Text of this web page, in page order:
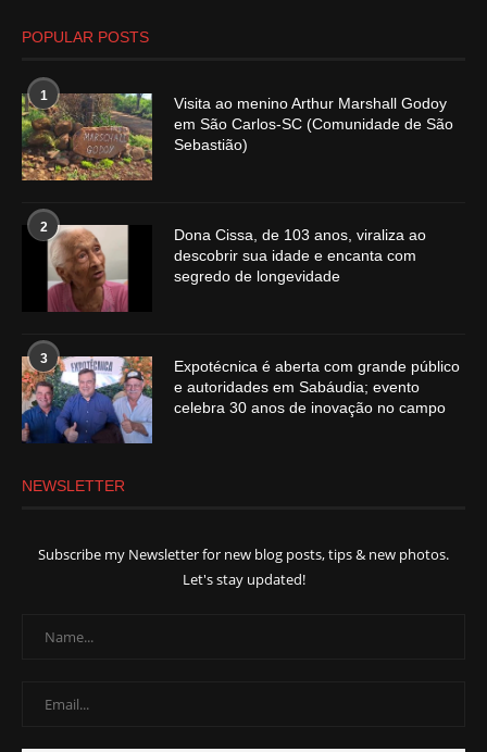
POPULAR POSTS
1
Visita ao menino Arthur Marshall Godoy
em São Carlos-SC (Comunidade de São
Sebastião)
2
Dona Cissa, de 103 anos, viraliza ao
descobrir sua idade e encanta com
segredo de longevidade
3
Expotécnica é aberta com grande público
e autoridades em Sabáudia; evento
celebra 30 anos de inovação no campo
NEWSLETTER
Subscribe my Newsletter for new blog posts, tips & new photos.
Let's stay updated!